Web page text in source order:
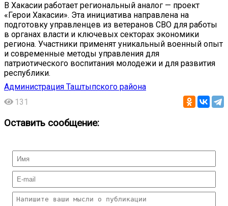
В Хакасии работает региональный аналог — проект
«Герои Хакасии». Эта инициатива направлена на
подготовку управленцев из ветеранов СВО для работы
в органах власти и ключевых секторах экономики
региона. Участники применят уникальный военный опыт
и современные методы управления для
патриотического воспитания молодежи и для развития
республики.
Администрация Таштыпского района
131
Оставить сообщение: